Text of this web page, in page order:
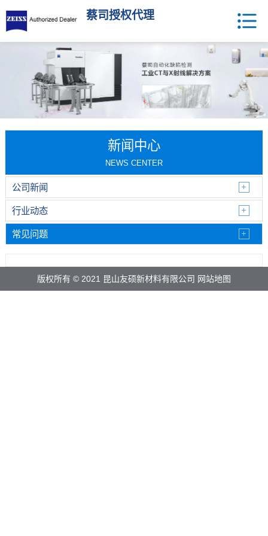
蔡司授权代理
新闻中心
NEWS CENTER
公司新闻
行业动态
常见问题
版权所有 © 2021 昆山友硕新材料有限公司 网站地图